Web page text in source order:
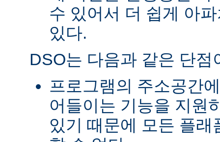
수 있어서 더 쉽게 아
있다.
DSO는 다음과 같은 단점
프로그램의 주소공간
어들이는 기능을 지원
있기 때문에 모든 플